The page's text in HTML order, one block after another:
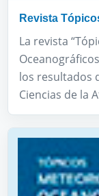
Revista
La revista
los resultados
Ciencias de la